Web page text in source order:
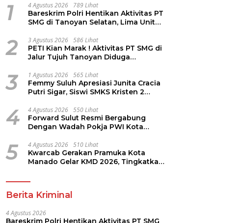
1 4 Agustus 2026 789 Lihat
Bareskrim Polri Hentikan Aktivitas PT
SMG di Tanoyan Selatan, Lima Unit
2 3 Agustus 2026 586 Lihat
PETI Kian Marak ! Aktivitas PT SMG di
Jalur Tujuh Tanoyan Diduga
3 1 Agustus 2026 565 Lihat
Femmy Suluh Apresiasi Junita Cracia
Putri Sigar, Siswi SMKS Kristen 2
Dikmen Nasional 2026
4 4 Agustus 2026 550 Lihat
Forward Sulut Resmi Bergabung
Dengan Wadah Pokja PWI Kota
5 4 Agustus 2026 510 Lihat
Kwarcab Gerakan Pramuka Kota
Manado Gelar KMD 2026, Tingkatkan
Pramuka
Berita Kriminal
4 Agustus 2026
Bareskrim Polri Hentikan Aktivitas PT SMG